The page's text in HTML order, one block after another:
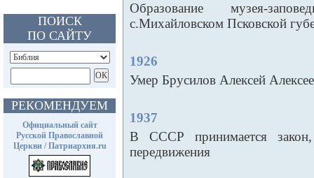
ПОИСК
ПО САЙТУ
РЕКОМЕНДУЕМ
Официальный сайт
Русской Православной
Церкви / Патриархия.ru
Образование музея-
с.Михайловском Псковской
1926
Умер Брусилов Алексей
1937
В СССР принимается
передвижения